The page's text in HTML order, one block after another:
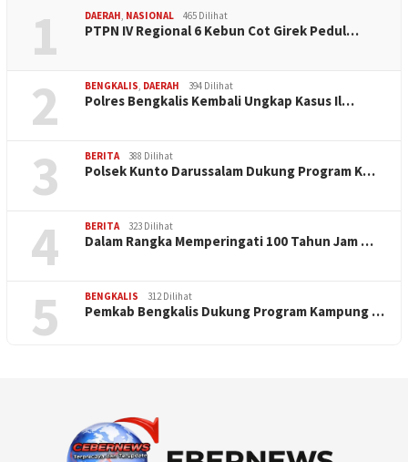
1 DAERAH, NASIONAL 465 Dilihat
PTPN IV Regional 6 Kebun Cot Girek Pedul…
2 BENGKALIS, DAERAH 394 Dilihat
Polres Bengkalis Kembali Ungkap Kasus Il…
3 BERITA 388 Dilihat
Polsek Kunto Darussalam Dukung Program K…
4 BERITA 323 Dilihat
Dalam Rangka Memperingati 100 Tahun Jam …
5 BENGKALIS 312 Dilihat
Pemkab Bengkalis Dukung Program Kampung …